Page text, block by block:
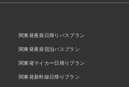
関東発夜発日帰りバスプラン
関東発夜発宿泊バスプラン
関東発マイカー日帰りプラン
関東発新幹線日帰りプラン